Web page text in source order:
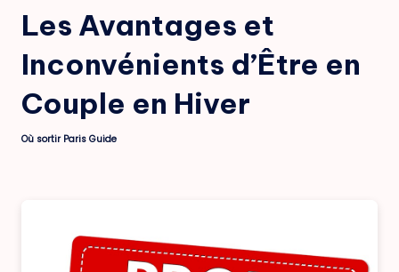
Les Avantages et
Inconvénients d’Être en
Couple en Hiver
Posted
Où sortir Paris Guide